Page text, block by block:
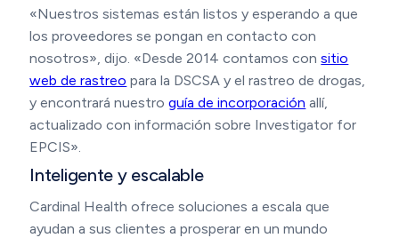
«Nuestros sistemas están listos y esperando a que
los proveedores se pongan en contacto con
nosotros», dijo. «Desde 2014 contamos consitio
web de rastreo para la DSCSA y el rastreo de drogas,
y encontrará nuestroguía de incorporación allí,
actualizado con información sobre Investigator for
EPCIS».
Inteligente y escalable
Cardinal Health ofrece soluciones a escala que
ayudan a sus clientes a prosperar en un mundo